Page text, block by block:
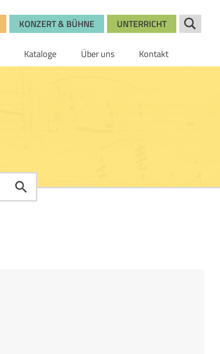
KONZERT & BÜHNE UNTERRICHT
Kataloge Über uns Kontakt